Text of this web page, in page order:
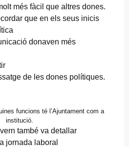
més fàcil que altres dones.
que en els seus inicis
donaven més
de les dones polítiques.
funcions té l’Ajuntament com a
institució.
també va detallar
jornada laboral